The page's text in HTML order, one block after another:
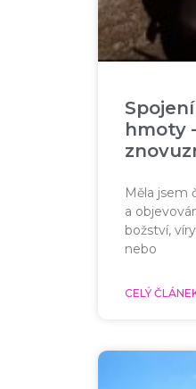
hmoty
Měla jsem
a
božství,
nebo
CELÝ